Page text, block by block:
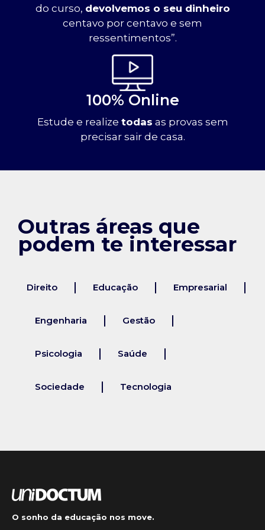
do curso, devolvemos o seu dinheiro
centavo por centavo e sem
ressentimentos”.
100% Online
Estude e realize todas as provas sem
precisar sair de casa.
Outras áreas que
podem te interessar
Direito Educação Empresarial
Engenharia Gestão
Psicologia Saúde
Sociedade Tecnologia
O sonho da educação nos move.